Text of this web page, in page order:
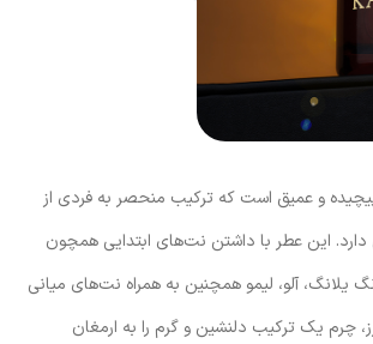
و عمیق است که ترکیب منحصر به فردی از
این عطر با داشتن نت‌های ابتدایی همچون
یلانگ، آلو، لیمو همچنین به همراه نت‌های میانی
چرم یک ترکیب دلنشین و گرم را به ارمغان